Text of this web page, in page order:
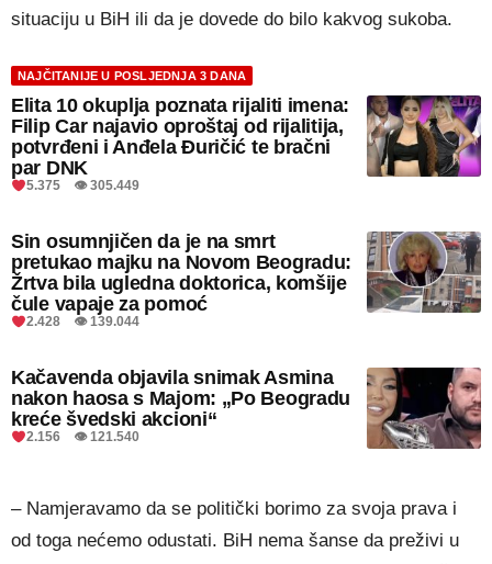
situaciju u BiH ili da je dovede do bilo kakvog sukoba.
NAJČITANIJE U POSLJEDNJA 3 DANA
Elita 10 okuplja poznata rijaliti imena:
Filip Car najavio oproštaj od rijalitija,
potvrđeni i Anđela Đuričić te bračni
par DNK
5.375 👁 305.449
Sin osumnjičen da je na smrt
pretukao majku na Novom Beogradu:
Žrtva bila ugledna doktorica, komšije
čule vapaje za pomoć
2.428 👁 139.044
Kačavenda objavila snimak Asmina
nakon haosa s Majom: „Po Beogradu
kreće švedski akcioni“
2.156 👁 121.540
– Namjeravamo da se politički borimo za svoja prava i
od toga nećemo odustati. BiH nema šanse da preživi u